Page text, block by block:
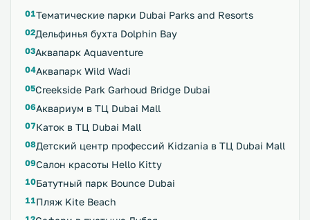
Тематические парки Dubai Parks and Resorts
Дельфинья бухта Dolphin Bay
Аквапарк Aquaventure
Аквапарк Wild Wadi
Creekside Park Garhoud Bridge Dubai
Аквариум в ТЦ Dubai Mall
Каток в ТЦ Dubai Mall
Детский центр профессий Kidzania в ТЦ Dubai Mall
Салон красоты Hello Kitty
Батутный парк Bounce Dubai
Пляж Kite Beach